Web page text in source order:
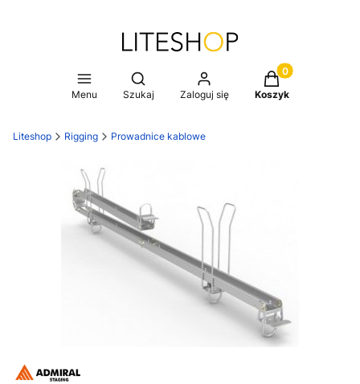
Menu
Otwórz wyszukiwarkę
Szukaj Zaloguj się
Produkty w
Koszyk
Liteshop Rigging Prowadnice kablowe